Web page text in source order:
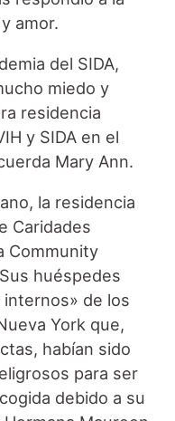
amor.
del SIDA,
miedo y
residencia
y SIDA en el
Mary Ann.
la residencia
Caridades
Community
huéspedes
de los
York que,
habían sido
para ser
debido a su